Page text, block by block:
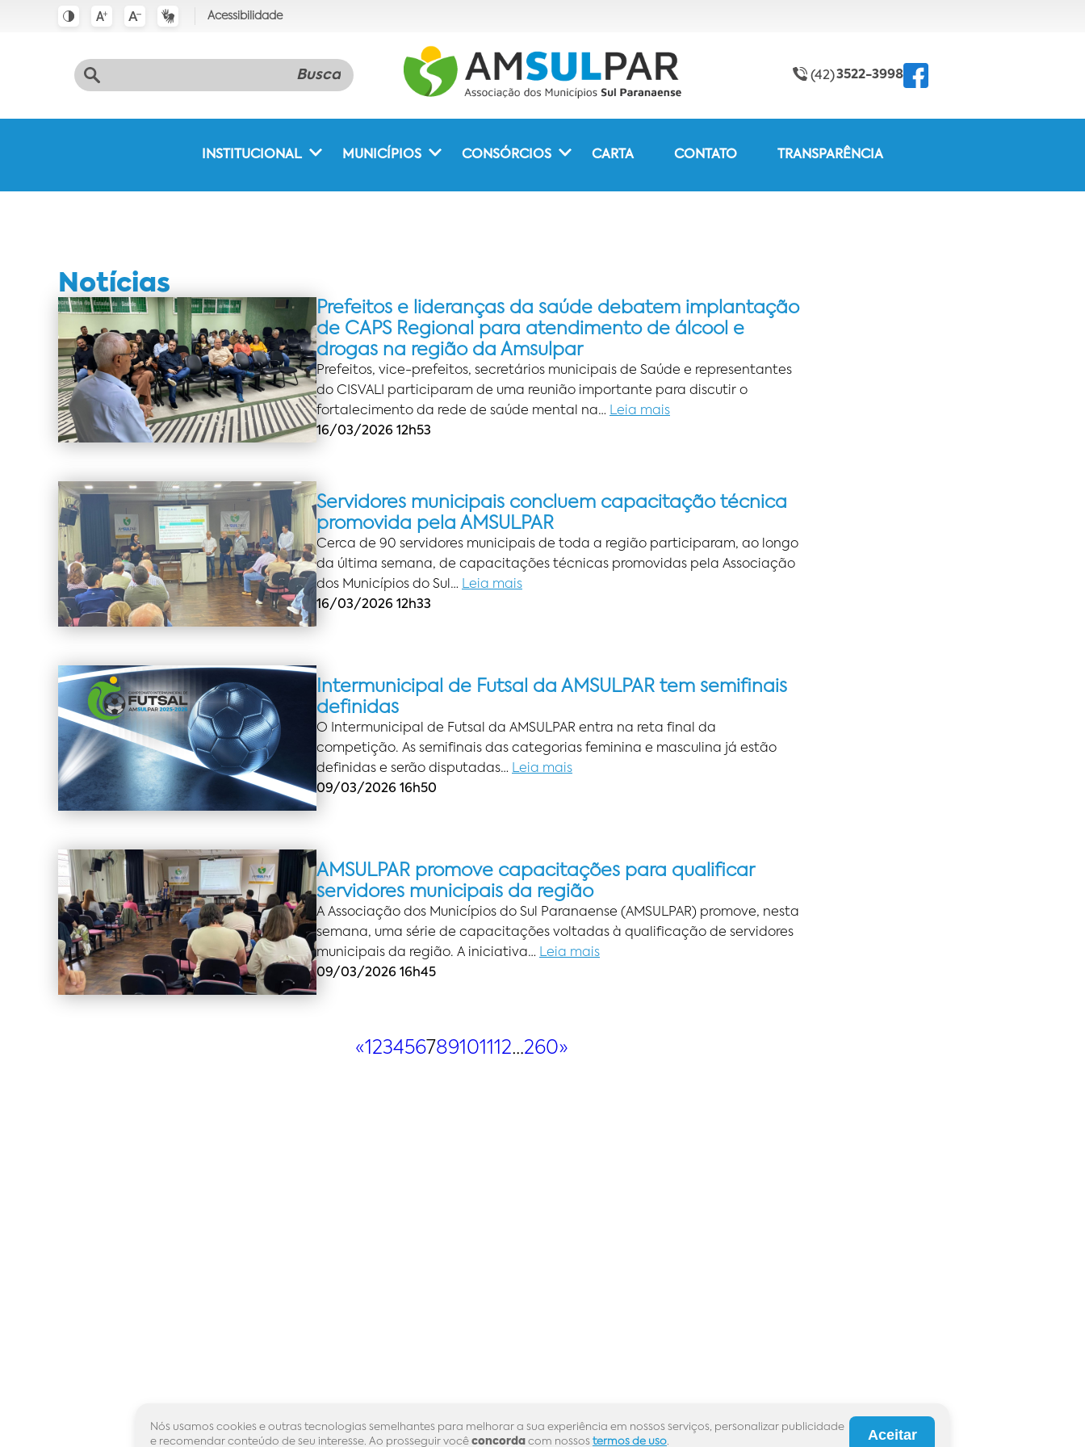
Acessibilidade
(42)3522-3998
INSTITUCIONAL MUNICÍPIOS CONSÓRCIOS CARTA CONTATO TRANSPARÊNCIA
Notícias
Prefeitos e lideranças da saúde debatem implantação
de CAPS Regional para atendimento de álcool e
drogas na região da Amsulpar
Prefeitos, vice-prefeitos, secretários municipais de Saúde e representantes
do CISVALI participaram de uma reunião importante para discutir o
fortalecimento da rede de saúde mental na… Leia mais
16/03/2026 12h53
Servidores municipais concluem capacitação técnica
promovida pela AMSULPAR
Cerca de 90 servidores municipais de toda a região participaram, ao longo
da última semana, de capacitações técnicas promovidas pela Associação
dos Municípios do Sul… Leia mais
16/03/2026 12h33
Intermunicipal de Futsal da AMSULPAR tem semifinais
definidas
O Intermunicipal de Futsal da AMSULPAR entra na reta final da
competição. As semifinais das categorias feminina e masculina já estão
definidas e serão disputadas… Leia mais
09/03/2026 16h50
AMSULPAR promove capacitações para qualificar
servidores municipais da região
A Associação dos Municípios do Sul Paranaense (AMSULPAR) promove, nesta
semana, uma série de capacitações voltadas à qualificação de servidores
municipais da região. A iniciativa… Leia mais
09/03/2026 16h45
«1 23456789101112…260»
Aceitar
Nós usamos cookies e outras tecnologias semelhantes para melhorar a sua experiência em nossos serviços, personalizar publicidade
e recomendar conteúdo de seu interesse. Ao prosseguir você concorda com nossos termos de uso